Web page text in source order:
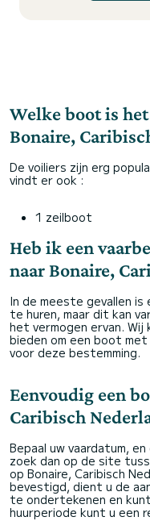
Welke boot is
Bonaire,
De voiliers zijn erg
vindt er ook :
1 zeilboot
Heb ik een
naar Bonaire,
In de meeste gevallen
te huren, maar dit kan
het vermogen ervan. Wij
bieden om een boot
voor deze bestemming.
Eenvoudig een
Caribisch
Bepaal uw vaardatum,
zoek dan op de site
op Bonaire, Caribisch
bevestigd, dient u de
te ondertekenen en
huurperiode kunt u een